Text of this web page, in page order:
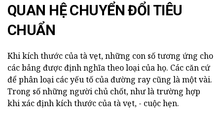
QUAN HỆ CHUYỂN ĐỔI TIÊU
CHUẨN
Khi kích thước của tà vẹt, những con số tương ứng cho
các bảng được định nghĩa theo loại của họ. Các căn cứ
để phân loại các yếu tố của đường ray cũng là một vài.
Trong số những người chủ chốt, như là trường hợp
khi xác định kích thước của tà vẹt, - cuộc hẹn.